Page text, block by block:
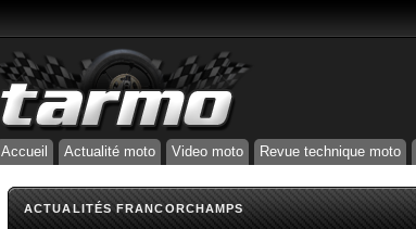
Accueil Actualité moto Video moto Revue technique moto
ACTUALITÉS FRANCORCHAMPS